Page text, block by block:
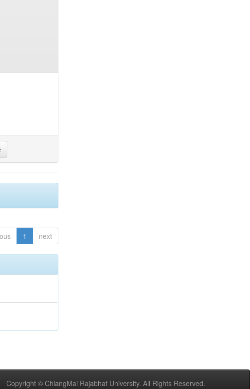
1 next
Copyright © ChiangMai Rajabhat University. All Rights Reserved.